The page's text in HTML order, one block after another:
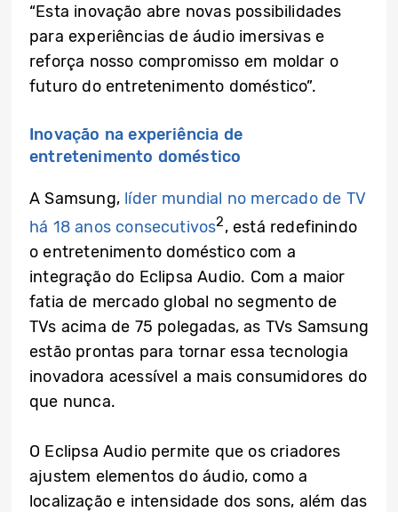
“Esta inovação abre novas possibilidades
para experiências de áudio imersivas e
reforça nosso compromisso em moldar o
futuro do entretenimento doméstico”.
Inovação na experiência de
entretenimento doméstico
A Samsung, líder mundial no mercado de TV
há 18 anos consecutivos2, está redefinindo
o entretenimento doméstico com a
integração do Eclipsa Audio. Com a maior
fatia de mercado global no segmento de
TVs acima de 75 polegadas, as TVs Samsung
estão prontas para tornar essa tecnologia
inovadora acessível a mais consumidores do
que nunca.
O Eclipsa Audio permite que os criadores
ajustem elementos do áudio, como a
localização e intensidade dos sons, além das